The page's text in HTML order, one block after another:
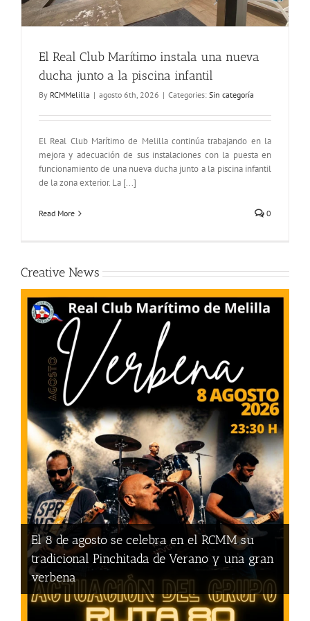
El Real Club Marítimo instala una nueva
ducha junto a la piscina infantil
By RCMMelilla | agosto 6th, 2026 | Categories: Sin categoría
El Real Club Marítimo de Melilla continúa trabajando en la
mejora y adecuación de sus instalaciones con la puesta en
funcionamiento de una nueva ducha junto a la piscina infantil
de la zona exterior. La [...]
Read More 0
Creative News
El 8 de agosto se celebra en el RCMM su
tradicional Pinchitada de Verano y una gran
verbena